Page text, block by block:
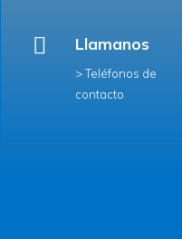
 Llamanos
> Teléfonos de
contacto